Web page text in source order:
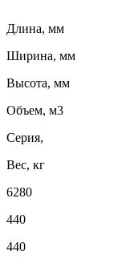
Длина, мм
Ширина, мм
Высота, мм
Объем, м3
Серия,
Вес, кг
6280
440
440